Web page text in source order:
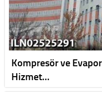
Kompresör ve
Hizmet…